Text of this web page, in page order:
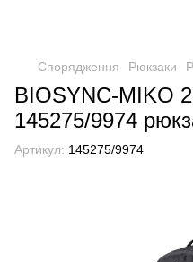
Спорядження Рюкзаки
BIOSYNC-MIKO
145275/9974
Артикул: 145275/9974